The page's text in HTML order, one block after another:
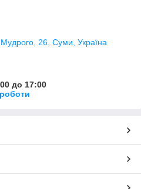
26, Суми, Україна
до 17:00